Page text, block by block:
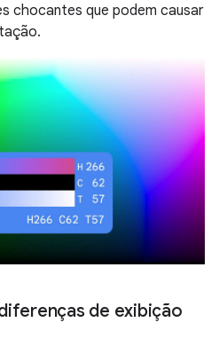
chocantes que podem causar
de exibição